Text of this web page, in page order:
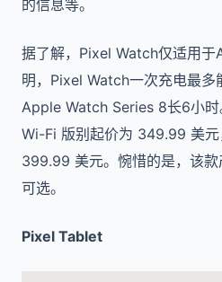
的信息等。
据了解，Pixel Watch仅适用
明，Pixel Watch一次充电最多
Apple Watch Series 8长6小
Wi-Fi 版别起价为 349.99 美
399.99 美元。惋惜的是，该
可选。
Pixel Tablet